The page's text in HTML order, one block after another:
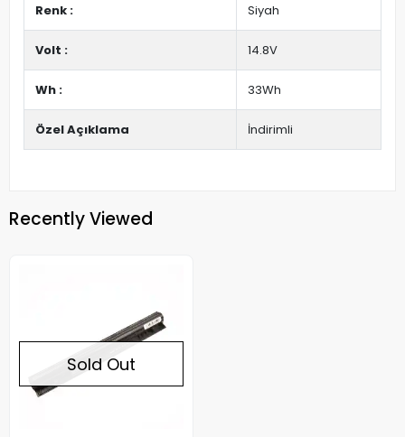
Renk : Siyah
Volt : 14.8V
Wh : 33Wh
Özel Açıklama İndirimli
Recently Viewed
Sold Out